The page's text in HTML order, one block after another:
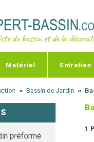
Matériel Entretien
Bassin de Jardin
préformé
1